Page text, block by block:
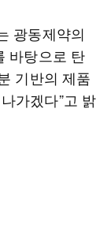
광동제약의
바탕으로 탄
기반의 제품
가겠다”고 밝